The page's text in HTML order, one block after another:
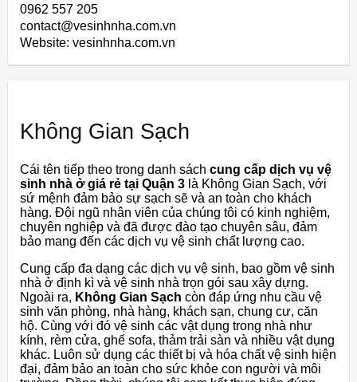
0962 557 205
contact@vesinhnha.com.vn
Website: vesinhnha.com.vn
Không Gian Sạch
Cái tên tiếp theo trong danh sách cung cấp dịch vụ vệ
sinh nhà ở giá rẻ tại Quận 3 là Không Gian Sạch, với
sứ mệnh đảm bảo sự sạch sẽ và an toàn cho khách
hàng. Đội ngũ nhân viên của chúng tôi có kinh nghiệm,
chuyên nghiệp và đã được đào tạo chuyên sâu, đảm
bảo mang đến các dịch vụ vệ sinh chất lượng cao.
Cung cấp đa dạng các dịch vụ vệ sinh, bao gồm vệ sinh
nhà ở định kì và vệ sinh nhà trọn gói sau xây dựng.
Ngoài ra, Không Gian Sạch còn đáp ứng nhu cầu vệ
sinh văn phòng, nhà hàng, khách sạn, chung cư, căn
hộ. Cùng với đó vệ sinh các vật dụng trong nhà như
kính, rèm cửa, ghế sofa, thảm trải sàn và nhiều vật dụng
khác. Luôn sử dụng các thiết bị và hóa chất vệ sinh hiện
đại, đảm bảo an toàn cho sức khỏe con người và môi